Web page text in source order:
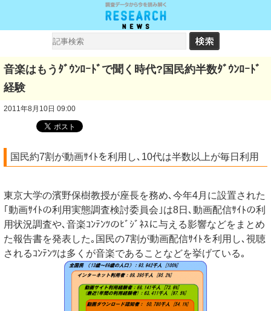
音楽はもうﾀﾞｳﾝﾛｰﾄﾞで聞く時代?国民約半数ﾀﾞｳﾝﾛｰﾄﾞ
経験
2011年8月10日 09:00
国民約7割が動画ｻｲﾄを利用し､10代は半数以上が毎日利用
東京大学の濱野保樹教授が座長を務め､今年4月に設置された
｢動画ｻｲﾄの利用実態調査検討委員会｣は8日､動画配信ｻｲﾄの利
用状況調査や､音楽ｺﾝﾃﾝﾂのﾋﾞｼﾞﾈｽに与える影響などをまとめ
た報告書を発表した｡国民の7割が動画配信ｻｲﾄを利用し､視聴
されるｺﾝﾃﾝﾂは多くが音楽であることなどを挙げている｡